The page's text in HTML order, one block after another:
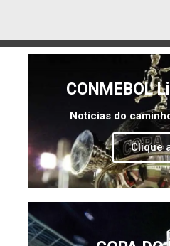
CONMEBOL
Notícias do
Clique